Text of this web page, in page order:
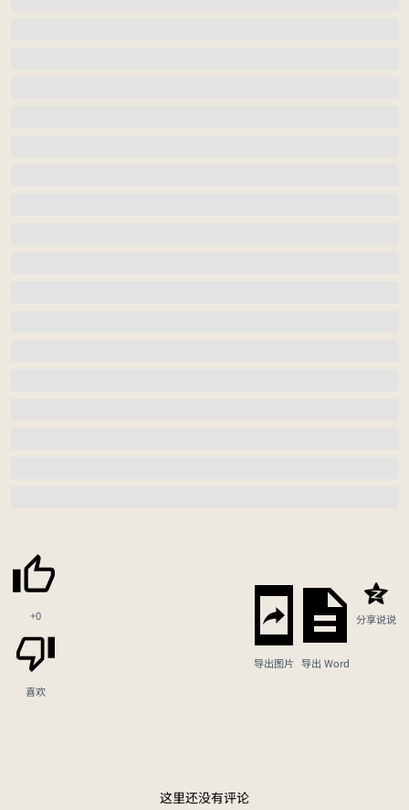
+0
喜欢
导出图片 导出 Word
分享说说
这里还没有评论